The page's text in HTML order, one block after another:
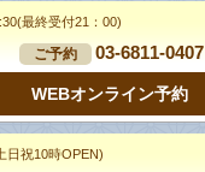
最終受付21：00)
ご予約 03-6811-0407
WEBオンライン予約
日祝10時OPEN)